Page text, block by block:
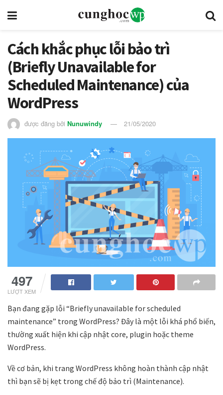
Cách khắc phục lỗi bảo trì
(Briefly Unavailable for
Scheduled Maintenance) của
WordPress
được đăng bởi Nunuwindy 21/05/2020
497
LƯỢT XEM
Bạn đang gặp lỗi “Briefly unavailable for scheduled
maintenance” trong WordPress? Đây là một lỗi khá phổ biến,
thường xuất hiện khi cập nhật core, plugin hoặc theme
WordPress.
Về cơ bản, khi trang WordPress không hoàn thành cập nhật
thì bạn sẽ bị kẹt trong chế độ bảo trì (Maintenance).